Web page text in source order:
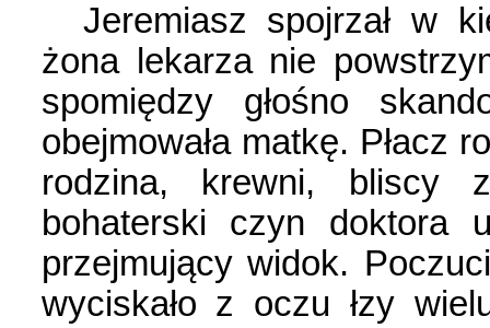
Jeremiasz spojrzał w
żona lekarza nie
spomiędzy głośno
obejmowała matkę. Płacz
rodzina, krewni, bliscy
bohaterski czyn doktora
przejmujący widok.
wyciskało z oczu łzy